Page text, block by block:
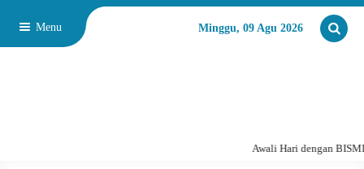
Menu Minggu, 09 Agu 2026
Awali Hari dengan